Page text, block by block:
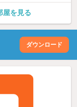
屋を見る
ダウンロード